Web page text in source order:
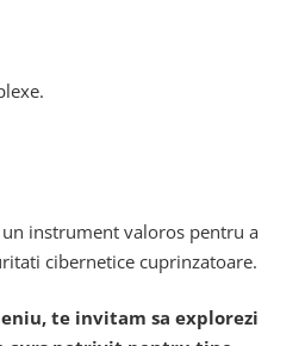
instrument valoros pentru a
cibernetice cuprinzatoare.
te invitam sa explorezi